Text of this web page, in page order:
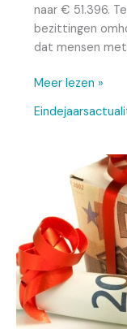
naar € 51.396.
bezittingen
dat mensen
Meer lezen »
Eindejaarstips
schenkbelasting